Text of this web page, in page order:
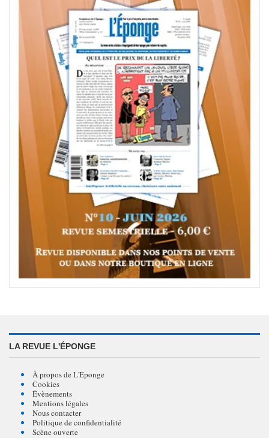
LA REVUE L'ÉPONGE
À propos de L'Éponge
Cookies
Évènements
Mentions légales
Nous contacter
Politique de confidentialité
Scène ouverte